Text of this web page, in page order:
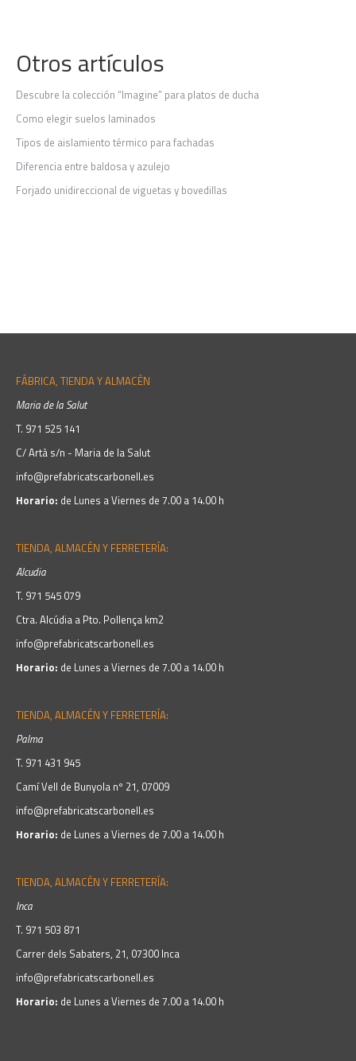
Otros artículos
Descubre la colección “Imagine” para platos de ducha
Como elegir suelos laminados
Tipos de aislamiento térmico para fachadas
Diferencia entre baldosa y azulejo
Forjado unidireccional de viguetas y bovedillas
FÁBRICA, TIENDA Y ALMACÉN
Maria de la Salut
T. 971 525 141
C/ Artà s/n - Maria de la Salut
info@prefabricatscarbonell.es
Horario: de Lunes a Viernes de 7.00 a 14.00 h
TIENDA, ALMACÉN Y FERRETERÍA:
Alcudia
T. 971 545 079
Ctra. Alcúdia a Pto. Pollença km2
info@prefabricatscarbonell.es
Horario: de Lunes a Viernes de 7.00 a 14.00 h
TIENDA, ALMACÉN Y FERRETERÍA:
Palma
T. 971 431 945
Camí Vell de Bunyola nº 21, 07009
info@prefabricatscarbonell.es
Horario: de Lunes a Viernes de 7.00 a 14.00 h
TIENDA, ALMACÉN Y FERRETERÍA:
Inca
T. 971 503 871
Carrer dels Sabaters, 21, 07300 Inca
info@prefabricatscarbonell.es
Horario: de Lunes a Viernes de 7.00 a 14.00 h